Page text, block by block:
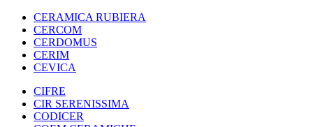
CERAMICA RUBIERA
CERCOM
CERDOMUS
CERIM
CEVICA
CIFRE
CIR SERENISSIMA
CODICER